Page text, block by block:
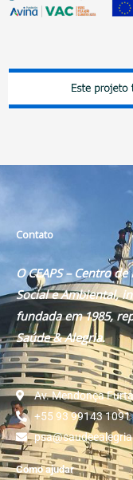
Contato
O CEAPS – Centro
Social e Ambiental,
fundada em 1985,
Saúde & Alegria.
Av. Mendonça
+55 93 99143 1091
Como ajudar